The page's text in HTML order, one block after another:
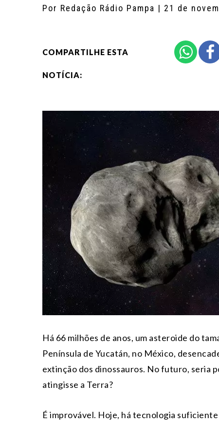
Por Redação Rádio Pampa | 21 de
COMPARTILHE ESTA
NOTÍCIA:
Há 66 milhões de anos, um asteroide do
Península de Yucatán, no México,
extinção dos dinossauros. No futuro, seria
atingisse a Terra?
É improvável. Hoje, há tecnologia